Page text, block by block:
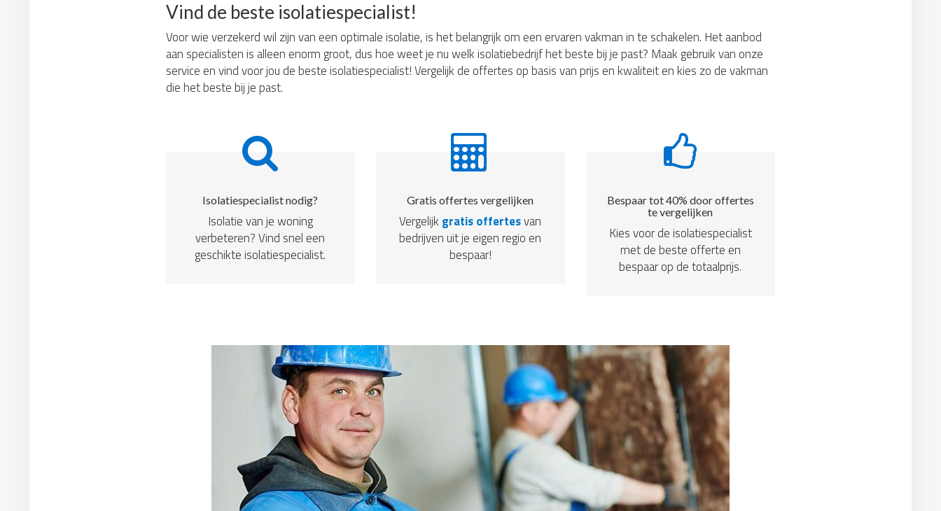
Vind de beste isolatiespecialist!
Voor wie verzekerd wil zijn van een optimale isolatie, is het belangrijk om een ervaren vakman in te schakelen. Het aanbod
aan specialisten is alleen enorm groot, dus hoe weet je nu welk isolatiebedrijf het beste bij je past? Maak gebruik van onze
service en vind voor jou de beste isolatiespecialist! Vergelijk de offertes op basis van prijs en kwaliteit en kies zo de vakman
die het beste bij je past.
Isolatiespecialist nodig?
Isolatie van je woning
verbeteren? Vind snel een
geschikte isolatiespecialist.
Gratis offertes vergelijken
Vergelijk gratis offertesvan
bedrijven uit je eigen regio en
bespaar!
Bespaar tot 40% door offertes
te vergelijken
Kies voor de isolatiespecialist
met de beste offerte en
bespaar op de totaalprijs.